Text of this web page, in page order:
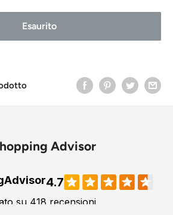
Esaurito
Advisor